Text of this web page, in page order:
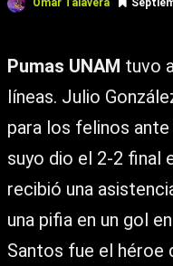
Omar Talavera
Pumas UNAM tuvo
líneas. Julio
para los felinos ante
suyo dio el 2-2 final
recibió una
una pifia en un gol
Santos fue el héroe